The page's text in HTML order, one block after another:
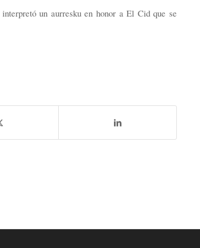
un aurresku en honor a El Cid que se